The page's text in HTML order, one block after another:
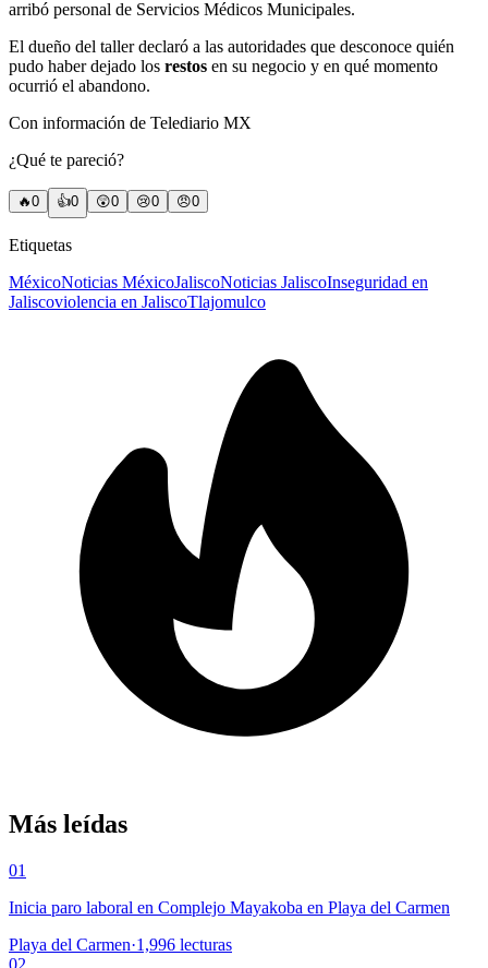
arribó personal de Servicios Médicos Municipales.
El dueño del taller declaró a las autoridades que desconoce quién
pudo haber dejado los restos en su negocio y en qué momento
ocurrió el abandono.
Con información de Telediario MX
¿Qué te pareció?
🔥0 👍0 😲0 😢0 😠0
Etiquetas
MéxicoNoticias MéxicoJaliscoNoticias JaliscoInseguridad en
Jaliscoviolencia en JaliscoTlajomulco
Más leídas
01
Inicia paro laboral en Complejo Mayakoba en Playa del Carmen
Playa del Carmen·1,996 lecturas
02